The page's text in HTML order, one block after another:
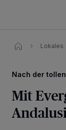
Lokales
Nach der
Mit